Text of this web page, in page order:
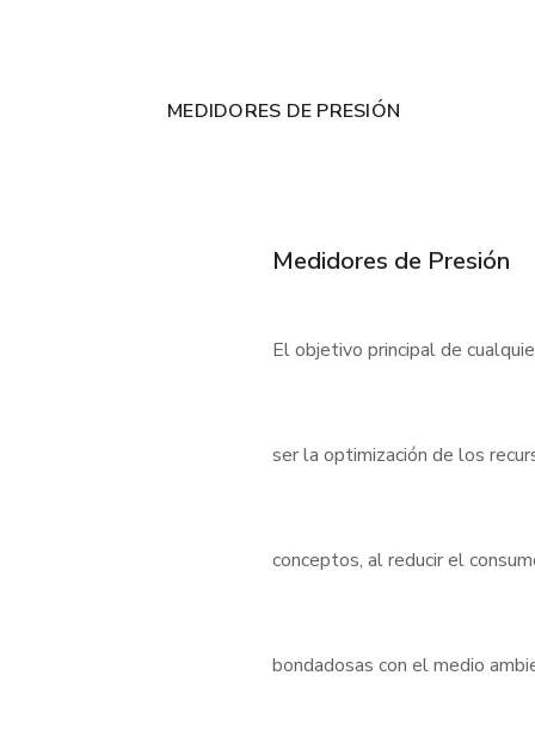
MEDIDORES DE PRESIÓN
Medidores de Presión
El objetivo principal de
ser la optimización de los
conceptos, al reducir el
bondadosas con el medio